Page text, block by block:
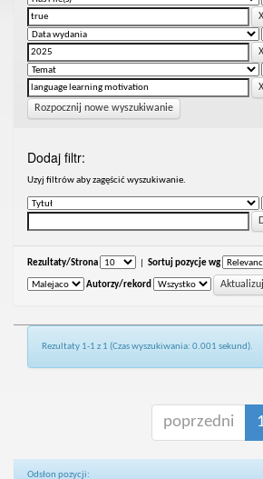
Rozpocznij nowe wyszukiwanie
Dodaj filtr:
Uzyj filtrów aby zagęścić wyszukiwanie.
Rezultaty/Strona Sortuj pozycje wg
Autorzy/rekord
Rezultaty 1-1 z 1 (Czas wyszukiwania: 0.001 sekund).
poprzedni
Odsłon pozycji: